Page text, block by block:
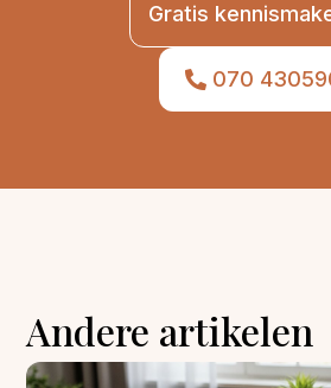
Gratis
070
Andere artikelen